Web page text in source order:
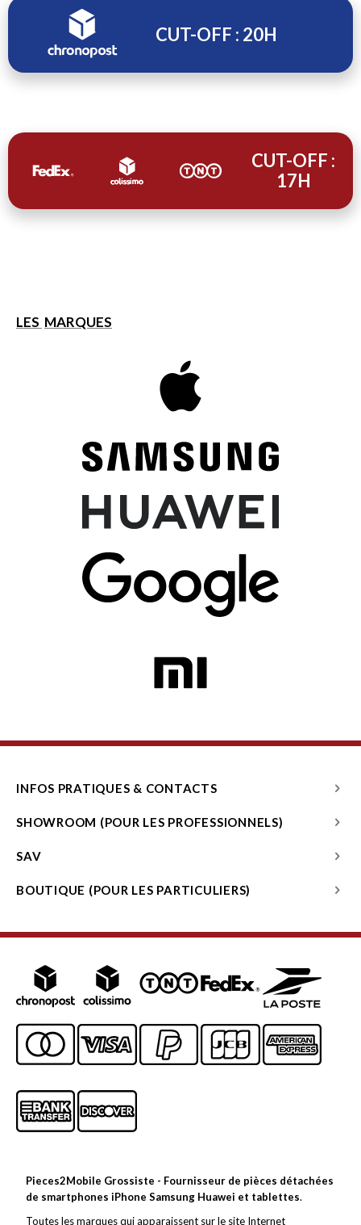
CUT-OFF : 20H
CUT-OFF :
17H
LES MARQUES
INFOS PRATIQUES & CONTACTS
SHOWROOM (POUR LES PROFESSIONNELS)
SAV
BOUTIQUE (POUR LES PARTICULIERS)
Pieces2Mobile Grossiste - Fournisseur de pièces détachées
de smartphones iPhone Samsung Huawei et tablettes.
Toutes les marques qui apparaissent sur le site Internet